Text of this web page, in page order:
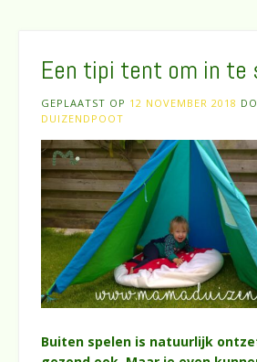
Een tipi tent om in te
GEPLAATST OP 12 NOVEMBER 2018
DUIZENDPOOT
Buiten spelen is natuurlijk